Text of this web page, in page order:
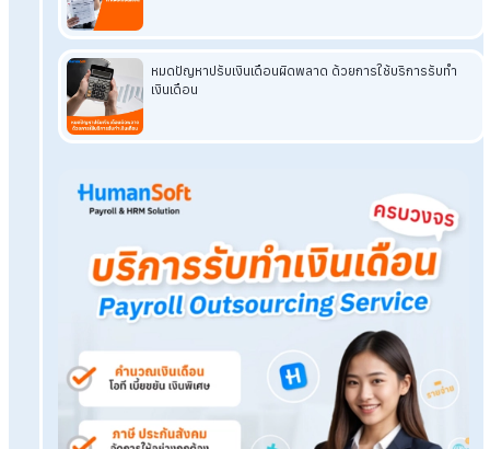
งานเป็นไปอย่างราบรื่นและแม่นยำ ทำให้เจ้าของกิจการสามารถโ
กับการพัฒนาองค์กรได้อย่างเต็มที่
เปิดบริษัทใหม่ ไม่มี HR ระบบรับทำเงินเดือน
เรื่องที่คุณอาจสนใจ
แก้ไขปัญหาการคำนวณภาษีเงินได้ ด้วยบริการรับทำเ